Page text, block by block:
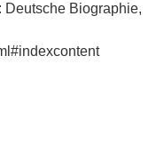
Deutsche Biographie,